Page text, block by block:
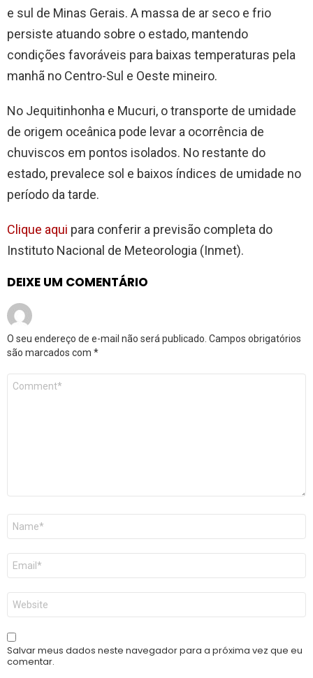
e sul de Minas Gerais. A massa de ar seco e frio
persiste atuando sobre o estado, mantendo
condições favoráveis para baixas temperaturas pela
manhã no Centro-Sul e Oeste mineiro.
No Jequitinhonha e Mucuri, o transporte de umidade
de origem oceânica pode levar a ocorrência de
chuviscos em pontos isolados. No restante do
estado, prevalece sol e baixos índices de umidade no
período da tarde.
Clique aqui para conferir a previsão completa do
Instituto Nacional de Meteorologia (Inmet).
DEIXE UM COMENTÁRIO
O seu endereço de e-mail não será publicado. Campos obrigatórios
são marcados com *
Comentário
Nome
E-
mail
*
Site
Salvar meus dados neste navegador para a próxima vez que eu
comentar.